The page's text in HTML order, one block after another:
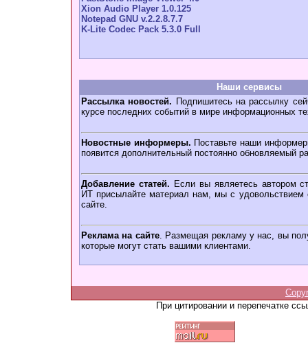
Xion Audio Player 1.0.125
Notepad GNU v.2.2.8.7.7
K-Lite Codec Pack 5.3.0 Full
Наши сервисы
Рассылка новостей. Подпишитесь на рассылку
курсе последних событий в мире информационных
Новостные информеры. Поставьте наши
появится дополнительный постоянно обновляемый
Добавление статей. Если вы являетесь автором
ИТ присылайте материал нам, мы с удовольствием
сайте.
Реклама на сайте. Размещая рекламу у нас, вы
которые могут стать вашими клиентами.
При цитировании и перепечатке